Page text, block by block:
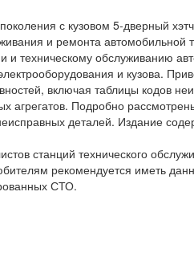
с кузовом 5-дверный
и ремонта автомобильной
и техническому обслуживанию
и кузова.
включая таблицы кодов
агрегатов. Подробно
деталей. Издание
станций технического
рекомендуется иметь
СТО.